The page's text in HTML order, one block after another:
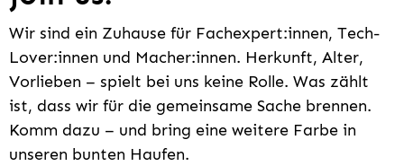
Wir sind ein Zuhause für Fachexpert:innen, Tech-
Lover:innen und Macher:innen. Herkunft, Alter,
Vorlieben – spielt bei uns keine Rolle. Was zählt
ist, dass wir für die gemeinsame Sache brennen.
Komm dazu – und bring eine weitere Farbe in
unseren bunten Haufen.